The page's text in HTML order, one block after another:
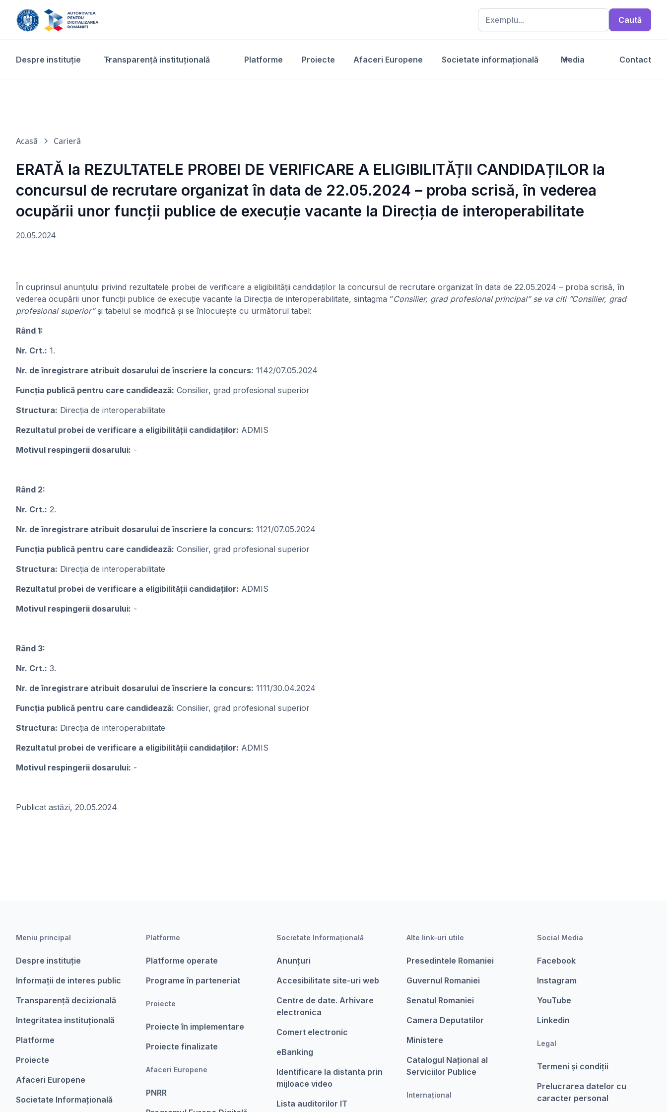
Despre instituție Transparență instituțională​ Platforme Proiecte Afaceri Europene Societate informațională Media Contact
Acasă Carieră
ERATĂ la REZULTATELE PROBEI DE VERIFICARE A ELIGIBILITĂȚII CANDIDAȚILOR la
concursul de recrutare organizat în data de 22.05.2024 – proba scrisă, în vederea
ocupării unor funcții publice de execuție vacante la Direcția de interoperabilitate
20.05.2024
În cuprinsul anunțului privind rezultatele probei de verificare a eligibilității candidaților la concursul de recrutare organizat în data de 22.05.2024 – proba scrisă, în
vederea ocupării unor funcții publice de execuție vacante la Direcția de interoperabilitate, sintagma ”Consilier, grad profesional principal” se va citi ”Consilier, grad
profesional superior” și tabelul se modifică și se înlocuiește cu următorul tabel:
Rând 1:
Nr. Crt.: 1.
Nr. de înregistrare atribuit dosarului de înscriere la concurs: 1142/07.05.2024
Funcţia publicǎ pentru care candideazǎ: Consilier, grad profesional superior
Structura: Direcția de interoperabilitate
Rezultatul probei de verificare a eligibilității candidaților: ADMIS
Motivul respingerii dosarului: -
Rând 2:
Nr. Crt.: 2.
Nr. de înregistrare atribuit dosarului de înscriere la concurs: 1121/07.05.2024
Funcţia publicǎ pentru care candideazǎ: Consilier, grad profesional superior
Structura: Direcția de interoperabilitate
Rezultatul probei de verificare a eligibilității candidaților: ADMIS
Motivul respingerii dosarului: -
Rând 3:
Nr. Crt.: 3.
Nr. de înregistrare atribuit dosarului de înscriere la concurs: 1111/30.04.2024
Funcţia publicǎ pentru care candideazǎ: Consilier, grad profesional superior
Structura: Direcția de interoperabilitate
Rezultatul probei de verificare a eligibilității candidaților: ADMIS
Motivul respingerii dosarului: -
Publicat astăzi, 20.05.2024
Meniu principal
Despre instituție
Informații de interes public
Transparență decizională
Integritatea instituțională
Platforme
Proiecte
Afaceri Europene
Societate Informațională
Platforme
Platforme operate
Programe în parteneriat
Proiecte
Proiecte în implementare
Proiecte finalizate
Afaceri Europene
PNRR
Societate Informațională
Anunțuri
Accesibilitate site-uri web
Centre de date. Arhivare
electronica
Comert electronic
eBanking
Identificare la distanta prin
mijloace video
Lista auditorilor IT
Alte link-uri utile
Presedintele Romaniei
Guvernul Romaniei
Senatul Romaniei
Camera Deputatilor
Ministere
Catalogul Național al
Serviciilor Publice
Internațional
Social Media
Facebook
Instagram
YouTube
Linkedin
Legal
Termeni şi condiții
Prelucrarea datelor cu
caracter personal